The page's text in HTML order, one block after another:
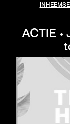
ACTIE •